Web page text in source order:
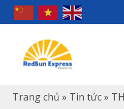
Trang chủ » Tin tức»